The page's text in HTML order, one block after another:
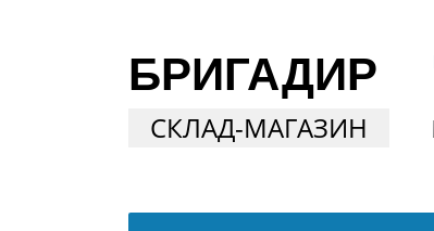
БРИГАДИР
СКЛАД-МАГАЗИН